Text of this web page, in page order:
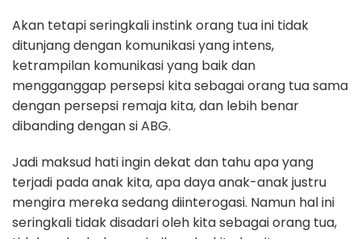
Akan tetapi seringkali instink orang tua ini tidak
ditunjang dengan komunikasi yang intens,
ketrampilan komunikasi yang baik dan
mengganggap persepsi kita sebagai orang tua sama
dengan persepsi remaja kita, dan lebih benar
dibanding dengan si ABG.
Jadi maksud hati ingin dekat dan tahu apa yang
terjadi pada anak kita, apa daya anak-anak justru
mengira mereka sedang diinterogasi. Namun hal ini
seringkali tidak disadari oleh kita sebagai orang tua,